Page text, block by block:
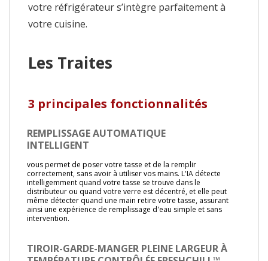
votre réfrigérateur s’intègre parfaitement à
votre cuisine.
Les Traites
3 principales fonctionnalités
REMPLISSAGE AUTOMATIQUE
INTELLIGENT
vous permet de poser votre tasse et de la remplir
correctement, sans avoir à utiliser vos mains. L'IA détecte
intelligemment quand votre tasse se trouve dans le
distributeur ou quand votre verre est décentré, et elle peut
même détecter quand une main retire votre tasse, assurant
ainsi une expérience de remplissage d'eau simple et sans
intervention.
TIROIR-GARDE-MANGER PLEINE LARGEUR À